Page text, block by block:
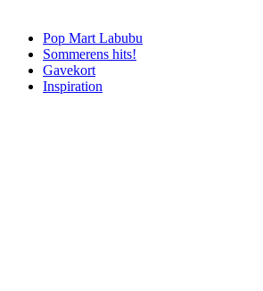
Pop Mart Labubu
Sommerens hits!
Gavekort
Inspiration